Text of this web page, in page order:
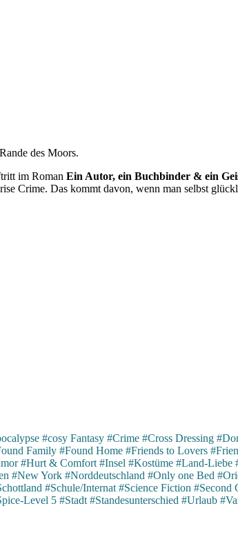
des Moors.
im Roman Ein Autor, ein Buchbinder & ein
Crime. Das kommt davon, wenn man selbst
#cosy Fantasy #Crime #Cross Dressing
Family #Found Home #Friends to Lovers
#Hurt & Comfort #Insel #Kostüme #Land-Liebe
#New York #Norddeutschland #Only one Bed
#Schule/Internat #Science Fiction #Second
Level 5 #Stadt #Standesunterschied #Urlaub